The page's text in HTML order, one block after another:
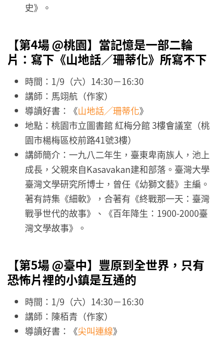
史》。
【第4場 @桃園】 當記憶是一部二輪
片：寫下《山地話／珊蒂化》所寫不下
時間：1/9（六）14:30－16:30
講師：馬翊航（作家）
導讀好書：《山地話╱珊蒂化》
地點：桃園市立圖書館 紅梅分館 3樓會議室（桃
園市楊梅區校前路41號3樓）
講師簡介：一九八二年生，臺東卑南族人，池上
成長，父親來自Kasavakan建和部落。臺灣大學
臺灣文學研究所博士，曾任《幼獅文藝》主編。
著有詩集《細軟》，合著有《終戰那一天：臺灣
戰爭世代的故事》、《百年降生：1900-2000臺
灣文學故事》。
【第5場 @臺中】 豐原到全世界，只有
恐怖片裡的小鎮是互通的
時間：1/9（六）14:30－16:30
講師：陳栢青（作家）
導讀好書：《尖叫連線》